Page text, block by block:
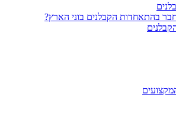
בהתאחדות הקבלנים בוני הארץ?